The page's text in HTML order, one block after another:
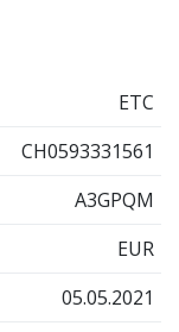
ETC
CH0593331561
A3GPQM
EUR
05.05.2021